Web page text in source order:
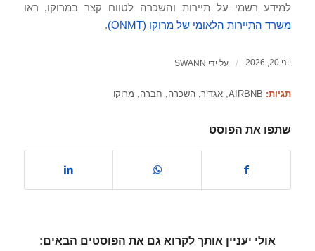
למידע רשמי על תיירות והשכרה לטווח קצר במרוקו, ראו
משרד התיירות הלאומי של מרוקו (ONMT)
.
יוני 20, 2026 / על ידי SWANN
תגיות: AIRBNB
, אגדיר, השכרה, חברה, מרוקו
שתפו את הפוסט
אולי יעניין אותך לקרוא גם את הפוסטים הבאים: